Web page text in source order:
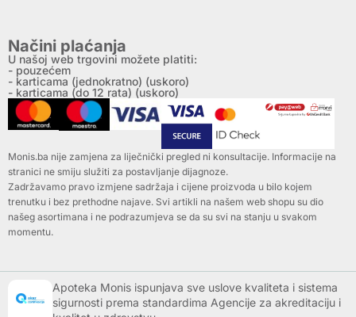
Načini plaćanja
U našoj web trgovini možete platiti:
- pouzećem
- karticama (jednokratno) (uskoro)
- karticama (do 12 rata) (uskoro)
Monis.ba nije zamjena za liječnički pregled ni konsultacije. Informacije na
stranici ne smiju služiti za postavljanje dijagnoze.
Zadržavamo pravo izmjene sadržaja i cijene proizvoda u bilo kojem
trenutku i bez prethodne najave. Svi artikli na našem web shopu su dio
našeg asortimana i ne podrazumjeva se da su svi na stanju u svakom
momentu.
Apoteka Monis ispunjava sve uslove kvaliteta i sistema
sigurnosti prema standardima Agencije za akreditaciju i